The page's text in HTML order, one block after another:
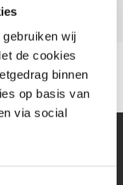
wij
de cookies
binnen
op basis van
via social